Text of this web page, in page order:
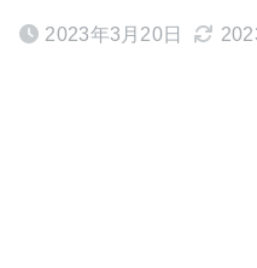
2023年3月20日